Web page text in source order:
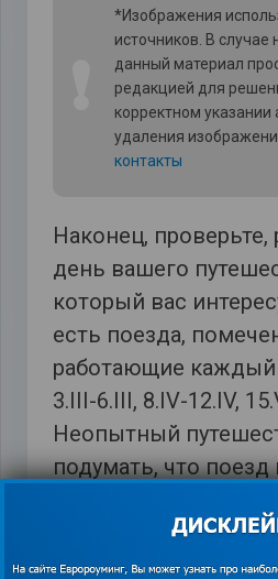
*Изображения
источников. В случае
данный материал
редакцией для
корректном указании
удаления
контакты
Наконец, проверьте,
день вашего
который вас
есть поезда,
работающие
3.III-6.III, 8.IV-12.IV,
Неопытный
подумать, что поезд
ежедневно, но на
иначе. Может
будет курсировать